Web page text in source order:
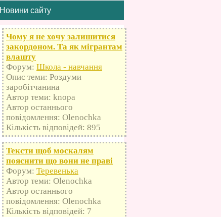
Новини сайту
Чому я не хочу залишитися
закордоном. Та як мігрантам
влашту
Форум: Школа - навчання
Опис теми: Роздуми
заробітчанина
Автор теми: knopa
Автор останнього
повідомлення: Olenochka
Кількість відповідей: 895
Тексти щоб москалям
пояснити що вони не праві
Форум: Теревенька
Автор теми: Olenochka
Автор останнього
повідомлення: Olenochka
Кількість відповідей: 7